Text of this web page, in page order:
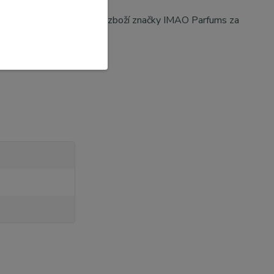
. Máte-li tedy o naše zboží značky IMAO Parfums za